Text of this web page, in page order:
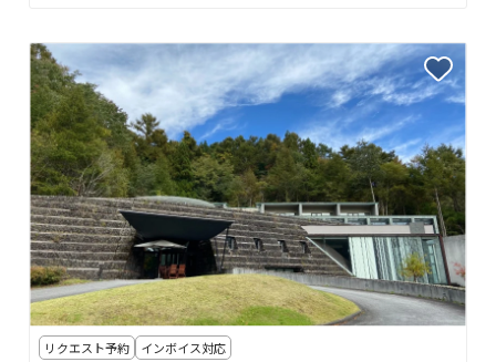
リクエスト予約 インボイス対応